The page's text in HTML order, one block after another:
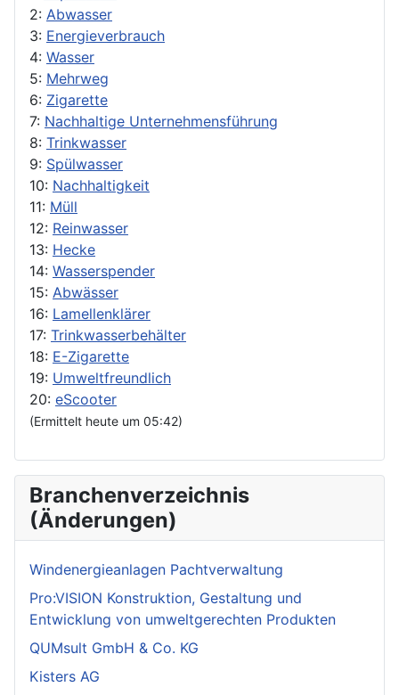
2: Abwasser
3: Energieverbrauch
4: Wasser
5: Mehrweg
6: Zigarette
7: Nachhaltige Unternehmensführung
8: Trinkwasser
9: Spülwasser
10: Nachhaltigkeit
11: Müll
12: Reinwasser
13: Hecke
14: Wasserspender
15: Abwässer
16: Lamellenklärer
17: Trinkwasserbehälter
18: E-Zigarette
19: Umweltfreundlich
20: eScooter
(Ermittelt heute um 05:42)
Branchenverzeichnis
(Änderungen)
Windenergieanlagen Pachtverwaltung
Pro:VISION Konstruktion, Gestaltung und
Entwicklung von umweltgerechten Produkten
QUMsult GmbH & Co. KG
Kisters AG